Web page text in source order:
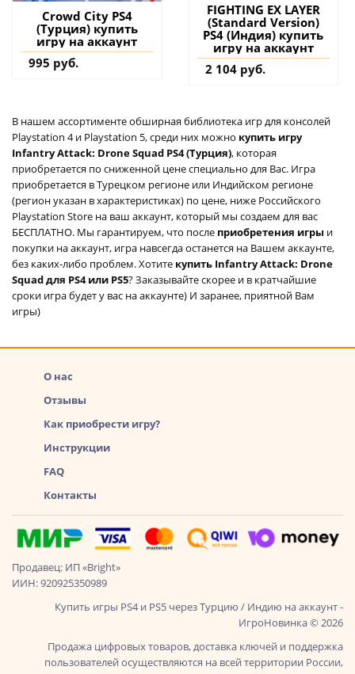
Crowd City PS4
(Турция) купить
игру на аккаунт
995 руб.
FIGHTING EX LAYER
(Standard Version)
PS4 (Индия) купить
игру на аккаунт
2 104 руб.
В нашем ассортименте обширная библиотека игр для консолей
Playstation 4 и Playstation 5, среди них можно купить игру
Infantry Attack: Drone Squad PS4 (Турция), которая
приобретается по сниженной цене специально для Вас. Игра
приобретается в Турецком регионе или Индийском регионе
(регион указан в характеристиках) по цене, ниже Российского
Playstation Store на ваш аккаунт, который мы создаем для вас
БЕСПЛАТНО. Мы гарантируем, что после приобретения игры и
покупки на аккаунт, игра навсегда останется на Вашем аккаунте,
без каких-либо проблем. Хотите купить Infantry Attack: Drone
Squad для PS4 или PS5? Заказывайте скорее и в кратчайшие
сроки игра будет у вас на аккаунте) И заранее, приятной Вам
игры)
О нас
Отзывы
Как приобрести игру?
Инструкции
FAQ
Контакты
Продавец: ИП «Bright»
ИИН: 920925350989
Купить игры PS4 и PS5 через Турцию / Индию на аккаунт -
ИгроНовинка © 2026
Продажа цифровых товаров, доставка ключей и поддержка
пользователей осуществляются на всей территории России,